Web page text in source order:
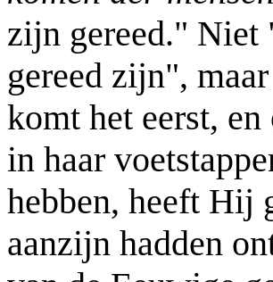
zijn gereed."
gereed zijn",
komt het eerst,
in haar
hebben, heeft Hij
aanzijn hadden